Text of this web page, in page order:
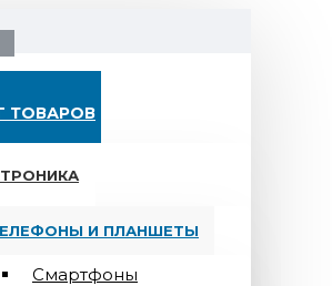
ТОВАРОВ
И ПЛАНШЕТЫ
Смартфоны